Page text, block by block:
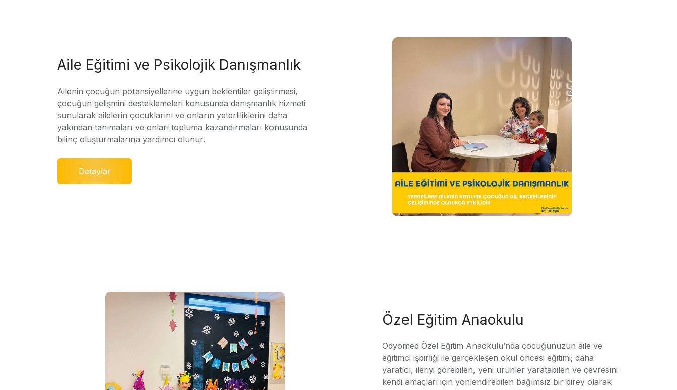
Aile Eğitimi ve Psikolojik Danışmanlık
Ailenin çocuğun potansiyellerine uygun beklentiler geliştirmesi,
çocuğun gelişmini desteklemeleri konusunda danışmanlık hizmeti
sunularak ailelerin çocuklarını ve onların yeterliliklerini daha
yakından tanımaları ve onları topluma kazandırmaları konusunda
bilinç oluşturmalarına yardımcı olunur.
Detaylar
Özel Eğitim Anaokulu
Odyomed Özel Eğitim Anaokulu’nda çocuğunuzun aile ve
eğitimci işbirliği ile gerçekleşen okul öncesi eğitimi; daha
yaratıcı, ileriyi görebilen, yeni ürünler yaratabilen ve çevresini
kendi amaçları için yönlendirebilen bağımsız bir birey olarak